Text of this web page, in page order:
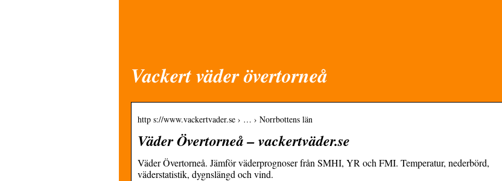
Vackert väder övertorneå
http s://www.vackertvader.se › … › Norrbottens län
Väder Övertorneå – vackertväder.se
Väder Övertorneå. Jämför väderprognoser från SMHI, YR och FMI. Temperatur, nederbörd,
väderstatistik, dygnslängd och vind.